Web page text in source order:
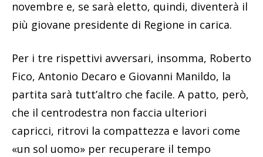
novembre e, se sarà eletto, quindi, diventerà il
più giovane presidente di Regione in carica.
Per i tre rispettivi avversari, insomma, Roberto
Fico, Antonio Decaro e Giovanni Manildo, la
partita sarà tutt’altro che facile. A patto, però,
che il centrodestra non faccia ulteriori
capricci, ritrovi la compattezza e lavori come
«un sol uomo» per recuperare il tempo